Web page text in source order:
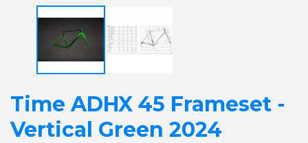
Time ADHX 45 Frameset -
Vertical Green 2024